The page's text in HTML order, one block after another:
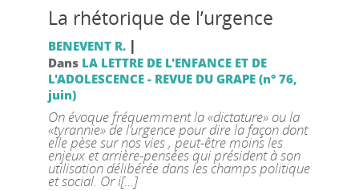
La rhétorique de l’urgence
BENEVENT R. |
Dans LA LETTRE DE L'ENFANCE ET DE
L'ADOLESCENCE - REVUE DU GRAPE (n° 76,
juin)
On évoque fréquemment la «dictature» ou la
«tyrannie» de l’urgence pour dire la façon dont
elle pèse sur nos vies , peut-être moins les
enjeux et arrière-pensées qui président à son
utilisation délibérée dans les champs politique
et social. Or i[...]